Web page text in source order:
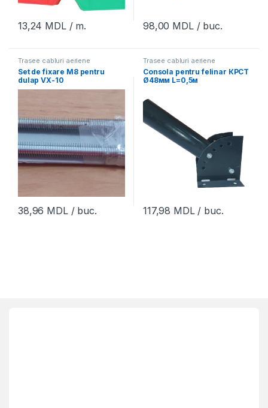
13,24 MDL/ m. 98,00 MDL/ buc.
Trasee cabluri aeriene
Set de fixare M8 pentru
dulap VX-10
38,96 MDL/ buc.
Trasee cabluri aeriene
Consola pentru felinar КРСТ
Ø48мм L=0,5м
117,98 MDL/ buc.